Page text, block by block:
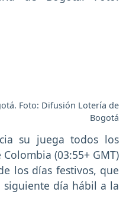
Foto: Difusión Lotería de
Bogotá
su juega todos los
(03:55+ GMT)
los días festivos, que
siguiente día hábil a la